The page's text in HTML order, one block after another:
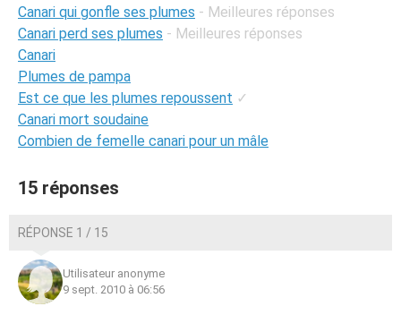
Canari qui gonfle ses plumes - Meilleures réponses
Canari perd ses plumes - Meilleures réponses
Canari
Plumes de pampa
Est ce que les plumes repoussent ✓
Canari mort soudaine
Combien de femelle canari pour un mâle
15 réponses
RÉPONSE 1 / 15
Utilisateur anonyme
9 sept. 2010 à 06:56